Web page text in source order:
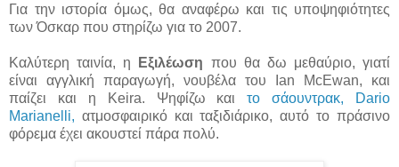
Για την ιστορία όμως, θα αναφέρω και τις υποψηφιότητες
των Όσκαρ που στηρίζω για το 2007.
Καλύτερη ταινία, η Εξιλέωση που θα δω μεθαύριο, γιατί
είναι αγγλική παραγωγή, νουβέλα του Ian McEwan, και
παίζει και η Keira. Ψηφίζω καιτο σάουντρακ, Dario
Marianelli, ατμοσφαιρικό και ταξιδιάρικο, αυτό το πράσινο
φόρεμα έχει ακουστεί πάρα πολύ.